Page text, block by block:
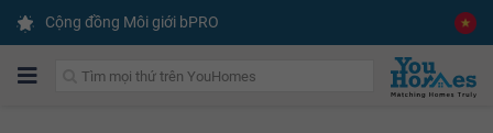
Cộng đồng Môi giới bPRO